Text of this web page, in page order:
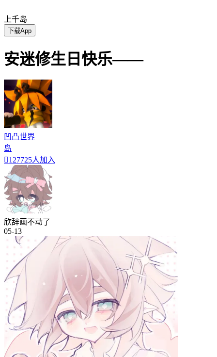
上千岛
下载App
安迷修生日快乐——
凹凸世界
岛
127725人加入
欣辞画不动了
05-13